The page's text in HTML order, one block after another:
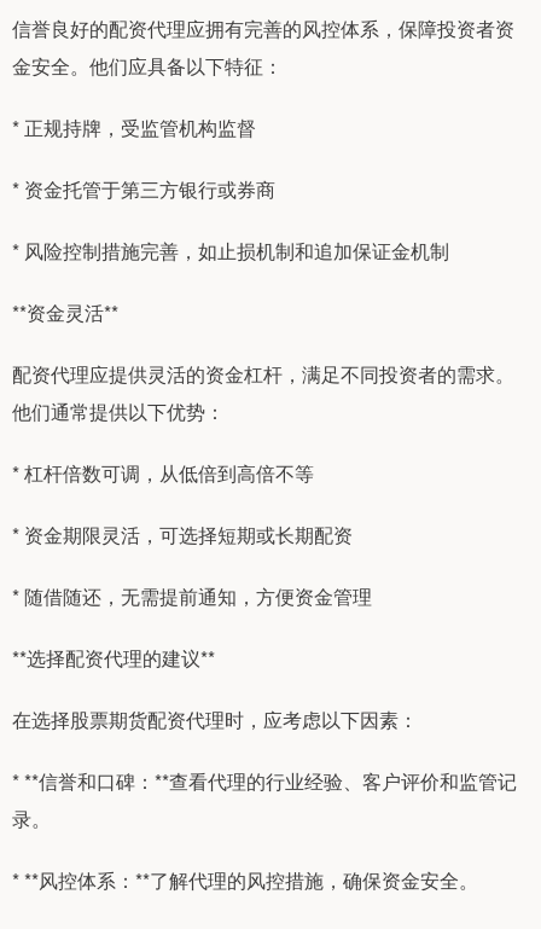
信誉良好的配资代理应拥有完善的风控体系，保障投资者资
金安全。他们应具备以下特征：
* 正规持牌，受监管机构监督
* 资金托管于第三方银行或券商
* 风险控制措施完善，如止损机制和追加保证金机制
**资金灵活**
配资代理应提供灵活的资金杠杆，满足不同投资者的需求。
他们通常提供以下优势：
* 杠杆倍数可调，从低倍到高倍不等
* 资金期限灵活，可选择短期或长期配资
* 随借随还，无需提前通知，方便资金管理
**选择配资代理的建议**
在选择股票期货配资代理时，应考虑以下因素：
* **信誉和口碑：**查看代理的行业经验、客户评价和监管记
录。
* **风控体系：**了解代理的风控措施，确保资金安全。